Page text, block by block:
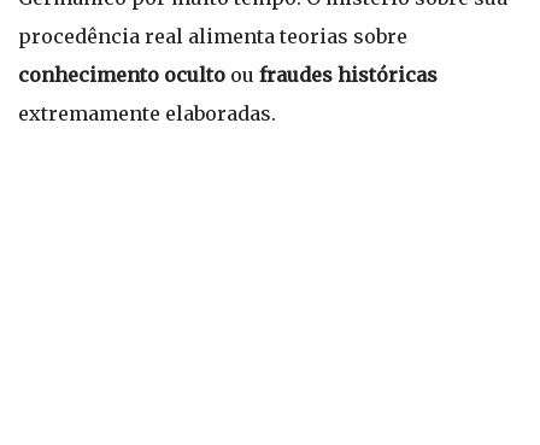
procedência real alimenta teorias sobre
conhecimento oculto ou fraudes históricas
extremamente elaboradas.